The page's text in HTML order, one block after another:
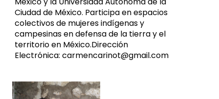
Ciudad de México. Participa en espacios
colectivos de mujeres indígenas y
campesinas en defensa de la tierra y el
territorio en México.Dirección
Electrónica: carmencarinot@gmail.com